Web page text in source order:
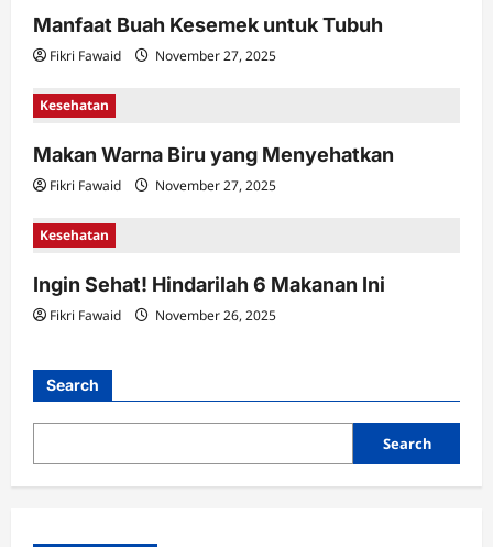
a
t
o
n
Manfaat Buah Kesemek untuk Tubuh
Fikri Fawaid November 27, 2025
Kesehatan
Makan Warna Biru yang Menyehatkan
Fikri Fawaid November 27, 2025
Kesehatan
Ingin Sehat! Hindarilah 6 Makanan Ini
Fikri Fawaid November 26, 2025
Search
Search